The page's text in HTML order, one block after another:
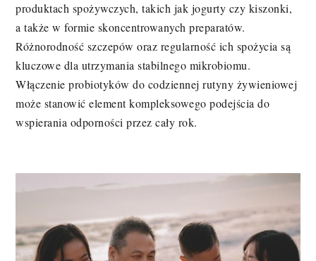
produktach spożywczych, takich jak jogurty czy kiszonki,
a także w formie skoncentrowanych preparatów.
Różnorodność szczepów oraz regularność ich spożycia są
kluczowe dla utrzymania stabilnego mikrobiomu.
Włączenie probiotyków do codziennej rutyny żywieniowej
może stanowić element kompleksowego podejścia do
wspierania odporności przez cały rok.